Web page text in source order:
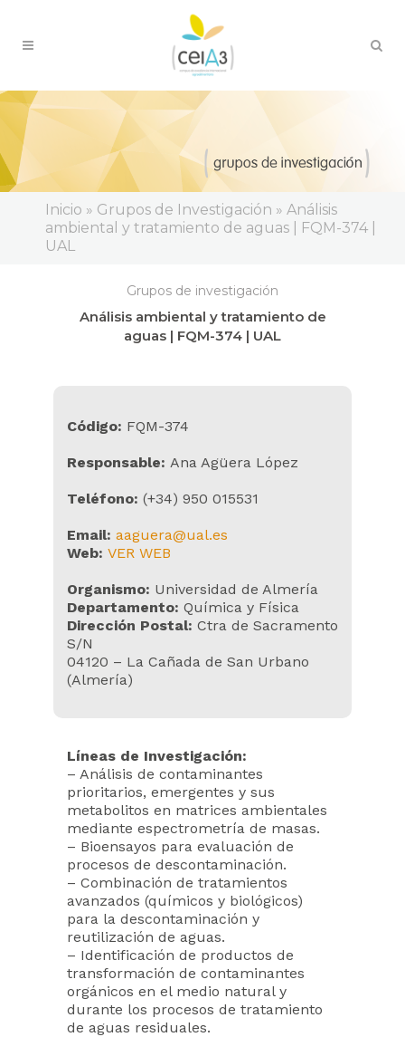
Inicio » Grupos de Investigación » Análisis
ambiental y tratamiento de aguas | FQM-374 |
UAL
Grupos de investigación
Análisis ambiental y tratamiento de
aguas | FQM-374 | UAL
Código: FQM-374
Responsable: Ana Agüera López
Teléfono: (+34) 950 015531
Email: aaguera@ual.es
Web: VER WEB
Organismo: Universidad de Almería
Departamento: Química y Física
Dirección Postal: Ctra de Sacramento
S/N
04120 – La Cañada de San Urbano
(Almería)
Líneas de Investigación:
– Análisis de contaminantes
prioritarios, emergentes y sus
metabolitos en matrices ambientales
mediante espectrometría de masas.
– Bioensayos para evaluación de
procesos de descontaminación.
– Combinación de tratamientos
avanzados (químicos y biológicos)
para la descontaminación y
reutilización de aguas.
– Identificación de productos de
transformación de contaminantes
orgánicos en el medio natural y
durante los procesos de tratamiento
de aguas residuales.